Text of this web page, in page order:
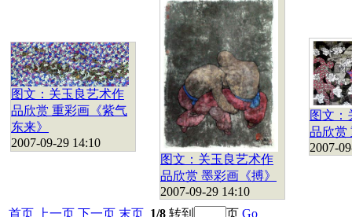
图文：关玉良艺术作
品欣赏 重彩画《紫气
东来》
2007-09-29 14:10
图文：关玉良艺术作
品欣赏 墨彩画《搏》
2007-09-29 14:10
图文：
品欣赏
2007-
首页 上一页 下一页 末页 1/8 转到 页 Go